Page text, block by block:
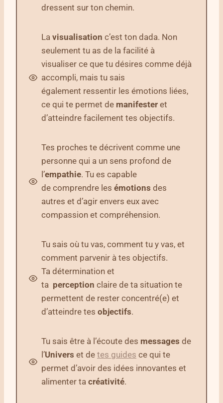
dressent sur ton chemin.
La visualisation c’est ton dada. Non
seulement tu as de la facilité à
visualiser ce que tu désires comme déjà
accompli, mais tu sais
également ressentir les émotions liées,
ce qui te permet de manifester et
d’atteindre facilement tes objectifs.
Tes proches te décrivent comme une
personne qui a un sens profond de
l’empathie. Tu es capable
de comprendre les émotions des
autres et d’agir envers eux avec
compassion et compréhension.
Tu sais où tu vas, comment tu y vas, et
comment parvenir à tes objectifs.
Ta détermination et
ta perception claire de ta situation te
permettent de rester concentré(e) et
d’atteindre tes objectifs.
Tu sais être à l’écoute des messages de
l’Univers et de tes guides ce qui te
permet d’avoir des idées innovantes et
alimenter ta créativité.